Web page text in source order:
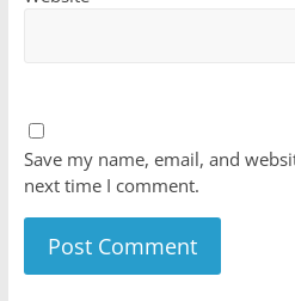
Save my name, email, and
next time I comment.